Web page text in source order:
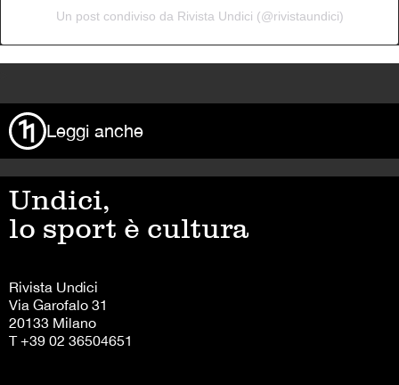
Un post condiviso da Rivista Undici (@rivistaundici)
Leggi anche
Undici,
lo sport è cultura
Rivista Undici
Via Garofalo 31
20133 Milano
T +39 02 36504651